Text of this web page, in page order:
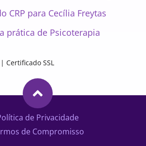
CRP para Cecília Freytas
prática de Psicoterapia
Certificado SSL
de Privacidade
de Compromisso